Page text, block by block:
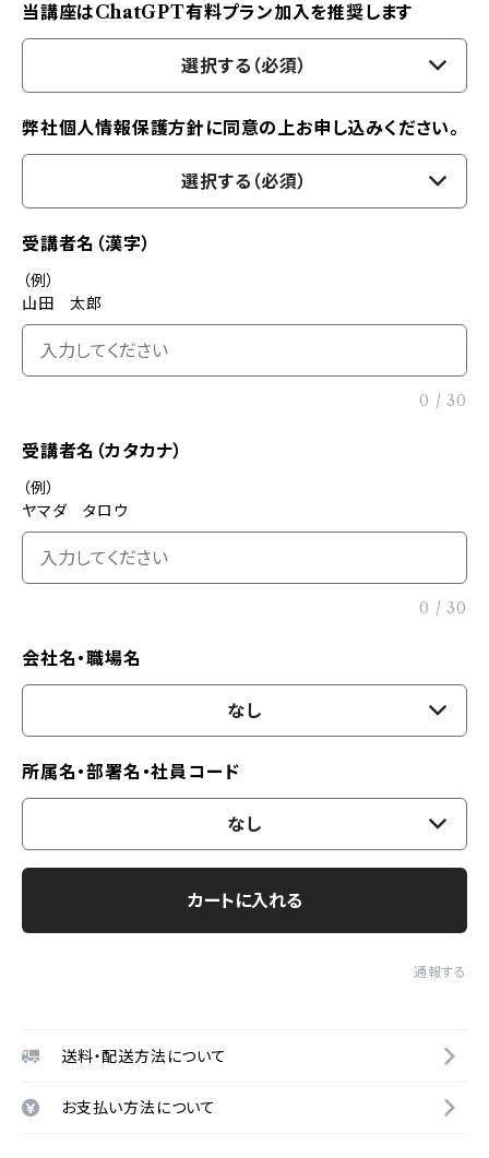
当講座はChatGPT有料プラン加入を推奨します
選択する（必須）
弊社個人情報保護方針に同意の上お申し込みください。
選択する（必須）
受講者名（漢字）
（例）
山田 太郎
0 / 30
受講者名（カタカナ）
（例）
ヤマダ タロウ
0 / 30
会社名・職場名
なし
所属名・部署名・社員コード
なし
カートに入れる
通報する
送料・配送方法について
お支払い方法について